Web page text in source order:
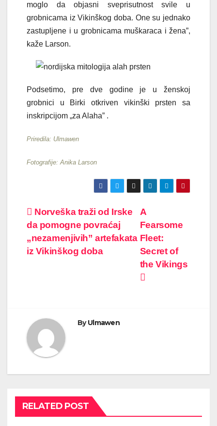
moglo da objasni sveprisutnost svile u
grobnicama iz Vikinškog doba. One su jednako
zastupljene i u grobnicama muškaraca i žena”,
kaže Larson.
Podsetimo, pre dve godine je u ženskoj
grobnici u Birki otkriven vikinški prsten sa
inskripcijom „za Alaha” .
Priredila: Ulmawen
Fotografije: Anika Larson
Post
navigation
A
Fearsome
Fleet:
Secret of
the Vikings
Norveška traži od Irske
da pomogne povraćaj
„nezamenjivih” artefakata
iz Vikinškog doba
ByUlmawen
RELATED POST